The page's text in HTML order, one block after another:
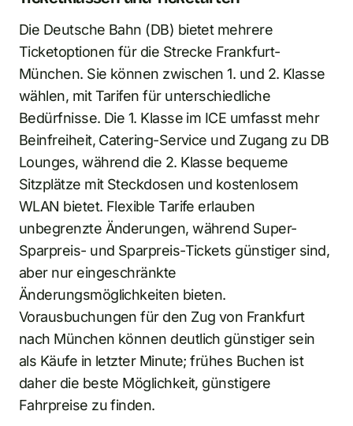
Die Deutsche Bahn (DB) bietet mehrere
Ticketoptionen für die Strecke Frankfurt-
München. Sie können zwischen 1. und 2. Klasse
wählen, mit Tarifen für unterschiedliche
Bedürfnisse. Die 1. Klasse im ICE umfasst mehr
Beinfreiheit, Catering-Service und Zugang zu DB
Lounges, während die 2. Klasse bequeme
Sitzplätze mit Steckdosen und kostenlosem
WLAN bietet. Flexible Tarife erlauben
unbegrenzte Änderungen, während Super-
Sparpreis- und Sparpreis-Tickets günstiger sind,
aber nur eingeschränkte
Änderungsmöglichkeiten bieten.
Vorausbuchungen für den Zug von Frankfurt
nach München können deutlich günstiger sein
als Käufe in letzter Minute; frühes Buchen ist
daher die beste Möglichkeit, günstigere
Fahrpreise zu finden.